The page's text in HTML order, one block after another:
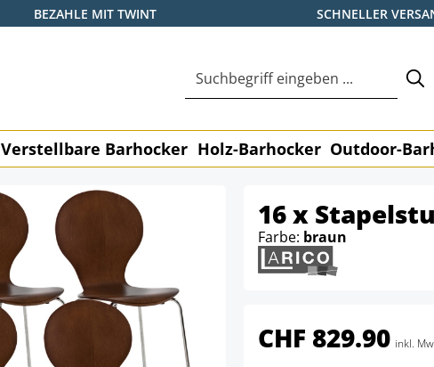
BEZAHLE MIT TWINT SCHNELLER
Verstellbare Barhocker Holz-Barhocker Outdoor-
16 x
Farbe: braun
CHF 829.90 inkl.